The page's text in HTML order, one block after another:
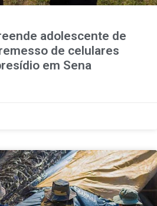
adolescente de
de celulares
em Sena